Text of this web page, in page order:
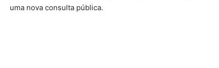
uma nova consulta pública.